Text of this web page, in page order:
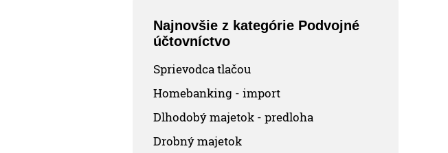
Najnovšie z kategórie Podvojné
účtovníctvo
Sprievodca tlačou
Homebanking - import
Dlhodobý majetok - predloha
Drobný majetok